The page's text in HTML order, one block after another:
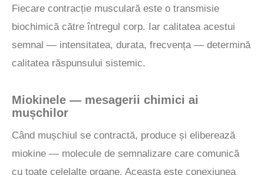
Fiecare contracție musculară este o transmisie
biochimică către întregul corp. Iar calitatea acestui
semnal — intensitatea, durata, frecvența — determină
calitatea răspunsului sistemic.
Miokinele — mesagerii chimici ai
mușchilor
Când mușchiul se contractă, produce și eliberează
miokine — molecule de semnalizare care comunică
cu toate celelalte organe. Aceasta este conexiunea